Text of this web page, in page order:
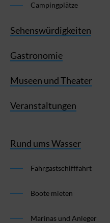
Campingplätze
Sehenswürdigkeiten
Gastronomie
Museen und Theater
Veranstaltungen
Rund ums Wasser
Fahrgastschifffahrt
Boote mieten
Marinas und Anleger